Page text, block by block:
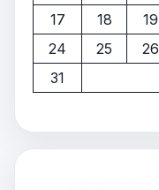
17
18 19
24
25 26
31